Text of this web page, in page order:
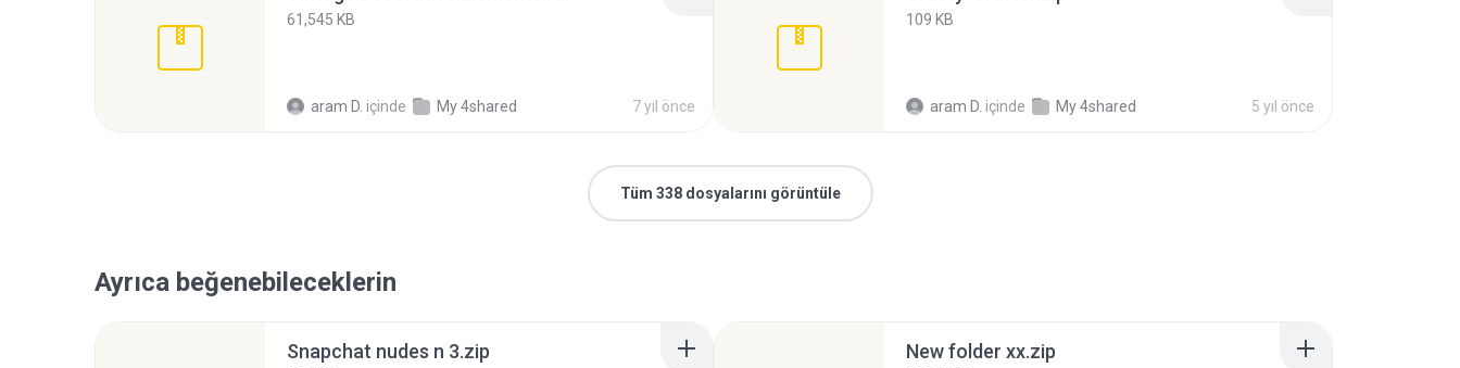
61,545 KB
aram D. içinde My 4shared 7 yıl önce
109 KB
aram D. içinde My 4shared 5 yıl önce
Tüm 338 dosyalarını görüntüle
Ayrıca beğenebileceklerin
Snapchat nudes n 3.zip New folder xx.zip